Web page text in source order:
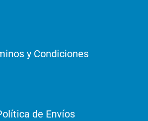
y Condiciones
de Envíos